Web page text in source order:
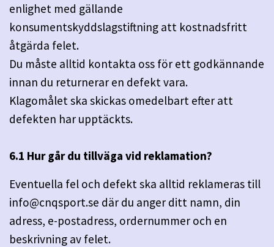
enlighet med gällande
konsumentskyddslagstiftning att kostnadsfritt
åtgärda felet.
Du måste alltid kontakta oss för ett godkännande
innan du returnerar en defekt vara.
Klagomålet ska skickas omedelbart efter att
defekten har upptäckts.
6.1 Hur går du tillväga vid reklamation?
Eventuella fel och defekt ska alltid reklameras till
info@cnqsport.se där du anger ditt namn, din
adress, e-postadress, ordernummer och en
beskrivning av felet.